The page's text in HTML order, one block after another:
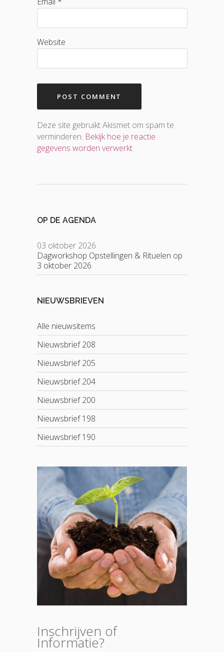
Website
Deze site gebruikt Akismet om spam te
verminderen. Bekijk hoe je reactie
gegevens worden verwerkt.
OP DE AGENDA
03 oktober 2026
Dagworkshop Opstellingen & Rituelen op
3 oktober 2026
NIEUWSBRIEVEN
Alle nieuwsitems
Nieuwsbrief 208
Nieuwsbrief 205
Nieuwsbrief 204
Nieuwsbrief 200
Nieuwsbrief 198
Nieuwsbrief 190
Inschrijven of
Informatie?